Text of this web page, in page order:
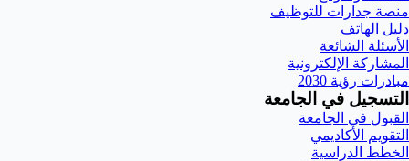
منصة جدارات للتوظيف
دليل الهاتف
الأسئلة الشائعة
المشاركة الإلكترونية
مبادرات رؤية 2030
التسجيل في الجامعة
القبول في الجامعة
التقويم الأكاديمي
الخطط الدراسية